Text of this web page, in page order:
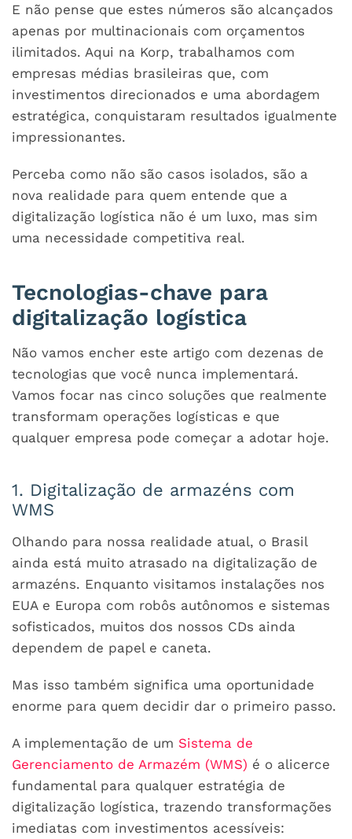
E não pense que estes números são alcançados
apenas por multinacionais com orçamentos
ilimitados. Aqui na Korp, trabalhamos com
empresas médias brasileiras que, com
investimentos direcionados e uma abordagem
estratégica, conquistaram resultados igualmente
impressionantes.
Perceba como não são casos isolados, são a
nova realidade para quem entende que a
digitalização logística não é um luxo, mas sim
uma necessidade competitiva real.
Tecnologias-chave para
digitalização logística
Não vamos encher este artigo com dezenas de
tecnologias que você nunca implementará.
Vamos focar nas cinco soluções que realmente
transformam operações logísticas e que
qualquer empresa pode começar a adotar hoje.
1. Digitalização de armazéns com
WMS
Olhando para nossa realidade atual, o Brasil
ainda está muito atrasado na digitalização de
armazéns. Enquanto visitamos instalações nos
EUA e Europa com robôs autônomos e sistemas
sofisticados, muitos dos nossos CDs ainda
dependem de papel e caneta.
Mas isso também significa uma oportunidade
enorme para quem decidir dar o primeiro passo.
A implementação de um Sistema de
Gerenciamento de Armazém (WMS) é o alicerce
fundamental para qualquer estratégia de
digitalização logística, trazendo transformações
imediatas com investimentos acessíveis: